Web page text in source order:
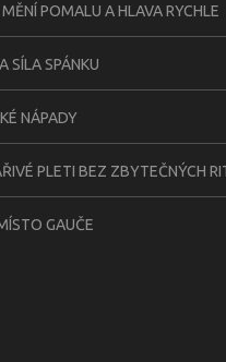
POMALU A HLAVA RYCHLE
SÍLA SPÁNKU
NÁPADY
PLETI BEZ ZBYTEČNÝCH
GAUČE